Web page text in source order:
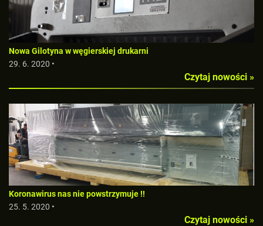
Nowa Gilotyna w węgierskiej drukarni
29. 6. 2020 •
Czytaj nowości »
Koronawirus nas nie powstrzymuje !!
25. 5. 2020 •
Czytaj nowości »